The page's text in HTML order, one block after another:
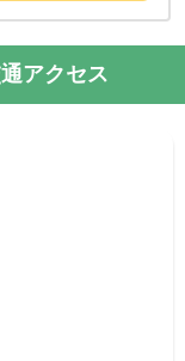
アクセス